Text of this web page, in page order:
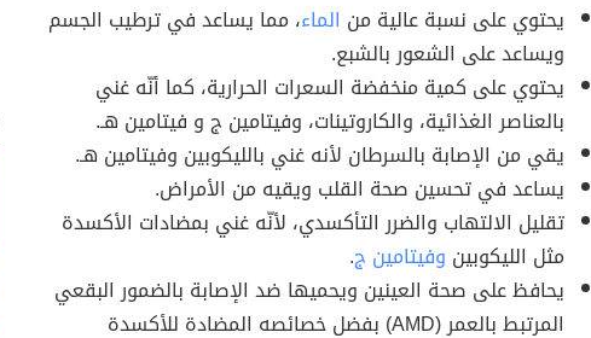
يحتوي على نسبة عالية من الماء، مما يساعد في ترطيب الجسم
ويساعد على الشعور بالشبع.
يحتوي على كمية منخفضة السعرات الحرارية، كما أنّه غني
بالعناصر الغذائية، والكاروتينات، وفيتامين ج و فيتامين هـ.
يقي من الإصابة بالسرطان لأنه غني بالليكوبين وفيتامين هـ.
يساعد في تحسين صحة القلب ويقيه من الأمراض.
تقليل الالتهاب والضرر التأكسدي، لأنّه غني بمضادات الأكسدة
مثل الليكوبين وفيتامين ج.
يحافظ على صحة العينين ويحميها ضد الإصابة بالضمور البقعي
المرتبط بالعمر (AMD) بفضل خصائصه المضادة للأكسدة